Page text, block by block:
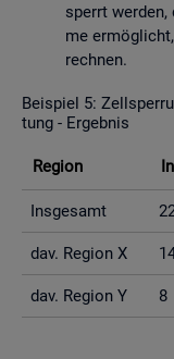
sperrt
me
rech­nen.
Bei­spiel 5:
tung - Er­geb­nis
Re­gi­on
Ins­ge­samt
dav. Re­gi­on X
dav. Re­gi­on Y 8